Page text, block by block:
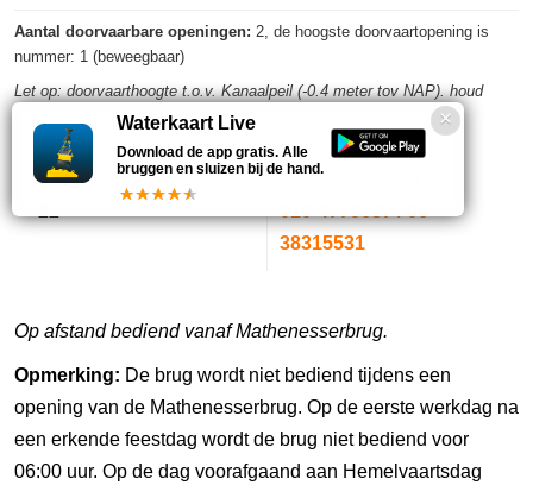
Aantal doorvaarbare openingen: 2, de hoogste doorvaartopening is
nummer: 1 (beweegbaar)
Let op: doorvaarthoogte t.o.v. Kanaalpeil (-0.4 meter tov NAP). houd
rekening met eventuele waterstandwisselingen
Marifoonkanaal
Telefoonnummer
38315531
Op afstand bediend vanaf Mathenesserbrug.
Opmerking: De brug wordt niet bediend tijdens een
opening van de Mathenesserbrug. Op de eerste werkdag na
een erkende feestdag wordt de brug niet bediend voor
06:00 uur. Op de dag voorafgaand aan Hemelvaartsdag
Waterkaart Live
Download de app gratis. Alle
bruggen en sluizen bij de hand.